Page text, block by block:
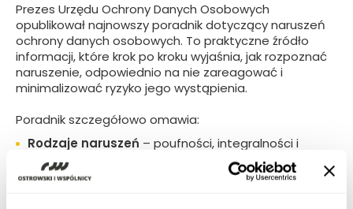
Prezes Urzędu Ochrony Danych Osobowych
opublikował najnowszy poradnik dotyczący naruszeń
ochrony danych osobowych. To praktyczne źródło
informacji, które krok po kroku wyjaśnia, jak rozpoznać
naruszenie, odpowiednio na nie zareagować i
minimalizować ryzyko jego wystąpienia.
Poradnik szczegółowo omawia:
Rodzaje naruszeń – poufności, integralności i
dostępności danych,
Obowiązki administratorów i podmiotów